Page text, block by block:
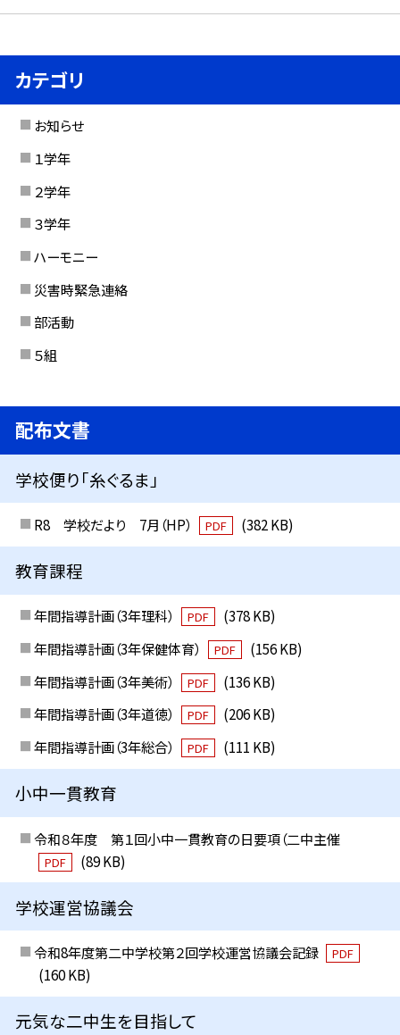
カテゴリ
お知らせ
１学年
２学年
３学年
ハーモニー
災害時緊急連絡
部活動
５組
配布文書
学校便り「糸ぐるま」
R8 学校だより 7月（HP） PDF (382 KB)
教育課程
年間指導計画（3年理科） PDF
(378 KB)
年間指導計画（3年保健体育）
PDF
(156 KB)
年間指導計画（3年美術）
PDF
(136 KB)
年間指導計画（3年道徳）
PDF
(206 KB)
年間指導計画（3年総合）
PDF (111 KB)
小中一貫教育
令和８年度 第１回小中一貫教育の日要項（二中主催
PDF (89 KB)
学校運営協議会
令和8年度第二中学校第２回学校運営協議会記録 PDF
(160 KB)
元気な二中生を目指して